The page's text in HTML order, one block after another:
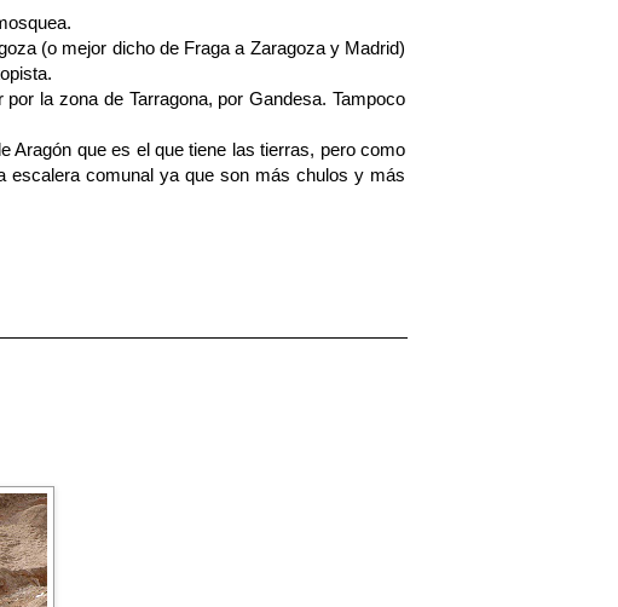
(o mejor dicho de Fraga a Zaragoza y Madrid)
la zona de Tarragona, por Gandesa. Tampoco
Aragón que es el que tiene las tierras, pero como
escalera comunal ya que son más chulos y más